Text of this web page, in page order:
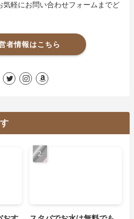
気軽にお問い合わせフォームまでど
者情報はこちら